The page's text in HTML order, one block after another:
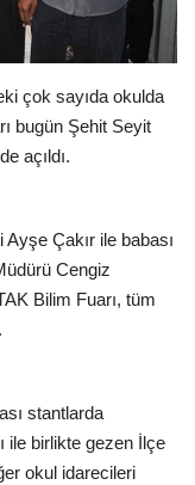
çok sayıda okulda
bugün Şehit Seyit
açıldı.
Ayşe Çakır ile babası
Cengiz
Bilim Fuarı, tüm
stantlarda
ile birlikte gezen İlçe
okul idarecileri